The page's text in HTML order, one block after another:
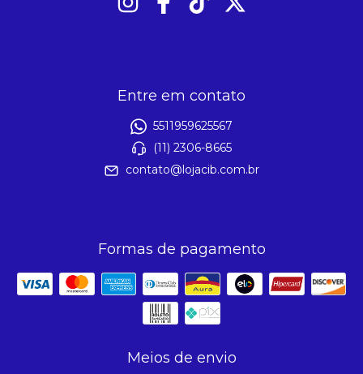
Entre em contato
5511959625567
(11) 2306-8665
contato@lojacib.com.br
Formas de pagamento
Meios de envio